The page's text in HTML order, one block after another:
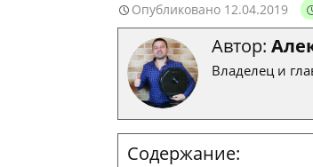
Опубликовано 12.04.2019
Автор:
Владелец и
Содержание: